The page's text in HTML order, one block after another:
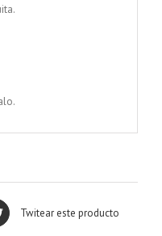
Twitear este producto